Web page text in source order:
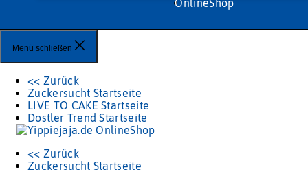
Menü schließen
<< Zurück
Zuckersucht Startseite
LIVE TO CAKE Startseite
Dostler Trend Startseite
<< Zurück
Zuckersucht Startseite